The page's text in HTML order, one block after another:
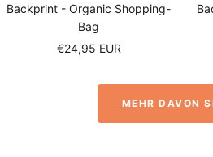
Backprint - Organic Shopping-
Bag
Sale
€24,95 EUR
MEHR DAVON